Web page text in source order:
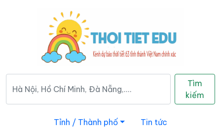
Tìm
kiếm
Tỉnh / Thành phố Tin tức